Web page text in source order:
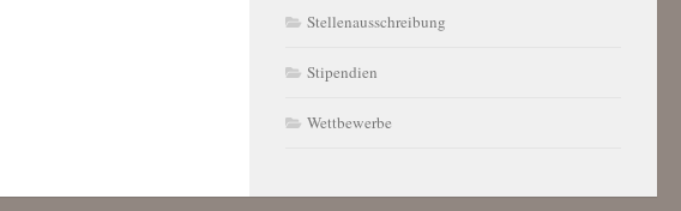
Stellenausschreibung
Stipendien
Wettbewerbe